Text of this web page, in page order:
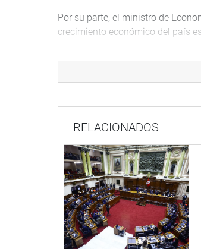
Por su parte, el ministro de
crecimiento económico del país
ha crecido 4,5 % y eso nos hace
somos adivinos para dar una
Reiteró que el presupuesto será
autónomos, como el Poder
su naturaleza no pueden ser
de 2019 que estaría pasando de
está descentralizando cada vez
Carlos Oliva se comprometió a
la Comisión de Presupuesto del
Antes de concluir la sesión
del presupuesto público, el
RELACIONADOS